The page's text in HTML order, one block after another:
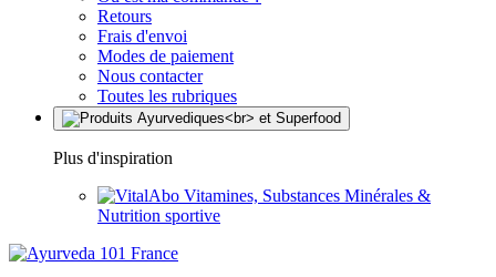
Retours
Frais d'envoi
Modes de paiement
Nous contacter
Toutes les rubriques
Plus d'inspiration
Vitamines, Substances Minérales &
Nutrition sportive